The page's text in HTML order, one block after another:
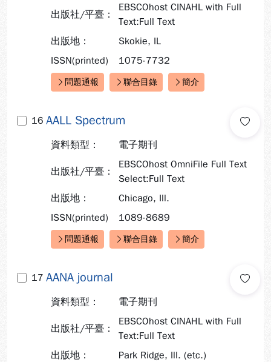
出版社/平臺：
EBSCOhost CINAHL with Full
Text:Full Text
出版地：
Skokie, IL
ISSN(printed)
1075-7732
快速連結：
問題通報 聯合目錄 簡介
16 AALL Spectrum
資料類型： 電子期刊
出版社/平臺：
EBSCOhost OmniFile Full Text
Select:Full Text
出版地：
Chicago, Ill.
ISSN(printed)
1089-8689
快速連結：
問題通報 聯合目錄 簡介
17 AANA journal
資料類型： 電子期刊
出版社/平臺：
EBSCOhost CINAHL with Full
Text:Full Text
出版地：
Park Ridge, Ill. (etc.)